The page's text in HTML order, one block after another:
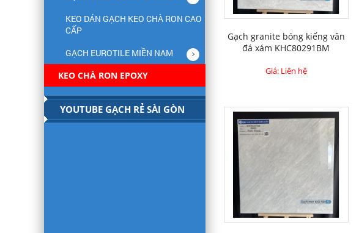
Gạch granite bóng kiếng vân
đá xám KHC80291BM
Giá: Liên hệ
KEO DÁN GẠCH KEO CHÀ RON CAO
CẤP
GẠCH EUROTILE MIỀN NAM
KEO CHÀ RON EPOXY
YOUTUBE GẠCH RẺ SÀI GÒN